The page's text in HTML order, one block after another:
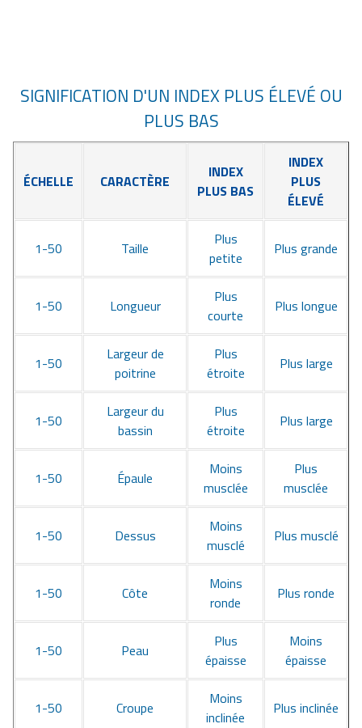
SIGNIFICATION D'UN INDEX PLUS ÉLEVÉ OU
PLUS BAS
ÉCHELLE CARACTÈRE
INDEX
PLUS BAS
INDEX
PLUS
ÉLEVÉ
1-50 Taille
Plus
petite
Plus grande
1-50 Longueur
Plus
courte
Plus longue
1-50
Largeur de
poitrine
Plus
étroite
Plus large
1-50
Largeur du
bassin
Plus
étroite
Plus large
1-50 Épaule
Moins
musclée
Plus
musclée
1-50 Dessus
Moins
musclé
Plus musclé
1-50 Côte
Moins
ronde
Plus ronde
1-50 Peau
Plus
épaisse
Moins
épaisse
1-50 Croupe
Moins
inclinée
Plus inclinée